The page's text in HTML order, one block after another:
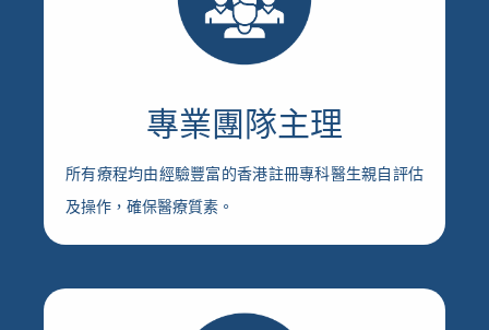
專業團隊主理
所有療程均由經驗豐富的香港註冊專科醫生親自評估
及操作，確保醫療質素。